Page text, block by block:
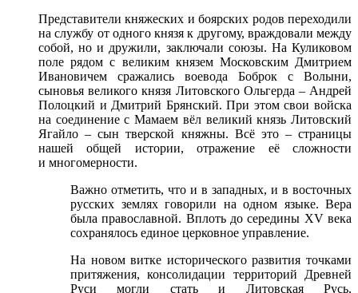
Представители княжеских и боярских родов переходили
на службу от одного князя к другому, враждовали между
собой, но и дружили, заключали союзы. На Куликовом
поле рядом с великим князем Московским Дмитрием
Ивановичем сражались воевода Боброк с Волыни,
сыновья великого князя Литовского Ольгерда – Андрей
Полоцкий и Дмитрий Брянский. При этом свои войска
на соединение с Мамаем вёл великий князь Литовский
Ягайло – сын тверской княжны. Всё это – страницы
нашей общей истории, отражение её сложности
и многомерности.
Важно отметить, что и в западных, и в восточных
русских землях говорили на одном языке. Вера
была православной. Вплоть до середины XV века
сохранялось единое церковное управление.
На новом витке исторического развития точками
притяжения, консолидации территорий Древней
Руси могли стать и Литовская Русь,